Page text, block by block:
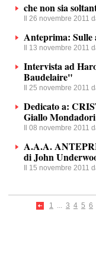
che non sia
Il 26 novembre 2011
Anteprima: Sulle
Il 13 novembre 2011
Intervista ad
Baudelaire"
Il 25 novembre 2011
Dedicato a:
Giallo Mondadori
Il 08 novembre 2011
A.A.A.
di John
Il 15 novembre 2011
1 ... 3 4 5 6